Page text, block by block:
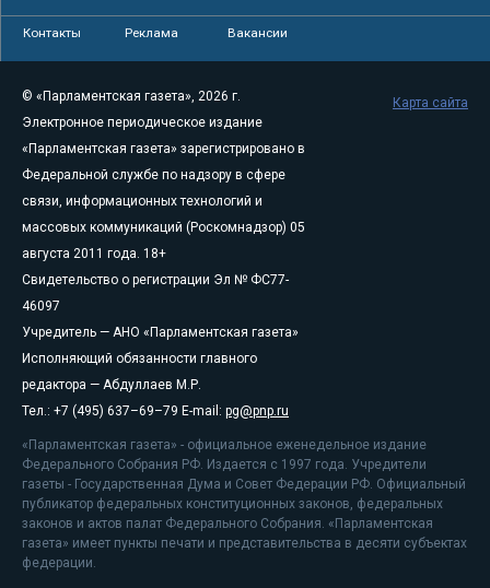
Контакты Реклама Вакансии
© «Парламентская газета», 2026 г.
Электронное периодическое издание
«Парламентская газета» зарегистрировано в
Федеральной службе по надзору в сфере
связи, информационных технологий и
массовых коммуникаций (Роскомнадзор) 05
августа 2011 года. 18+
Свидетельство о регистрации Эл № ФС77-
46097
Учредитель — АНО «Парламентская газета»
Исполняющий обязанности главного
редактора — Абдуллаев М.Р.
Тел.: +7 (495) 637–69–79 E-mail: pg@pnp.ru
«Парламентская газета» - официальное еженедельное издание
Федерального Собрания РФ. Издается с 1997 года. Учредители
газеты - Государственная Дума и Совет Федерации РФ. Официальный
публикатор федеральных конституционных законов, федеральных
законов и актов палат Федерального Собрания. «Парламентская
газета» имеет пункты печати и представительства в десяти субъектах
федерации.
Карта сайта